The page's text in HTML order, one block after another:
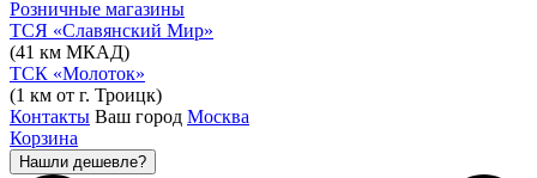
Розничные магазины
ТСЯ «Славянский Мир»
(41 км МКАД)
ТСК «Молоток»
(1 км от г. Троицк)
Контакты Ваш город Москва
Корзина
Нашли дешевле?